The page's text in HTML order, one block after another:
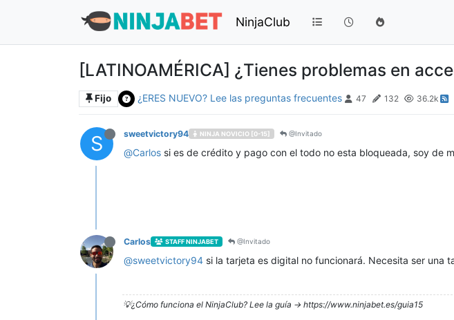
NinjaClub
[LATINOAMÉRICA] ¿Tienes problemas en
Fijo ¿ERES NUEVO? Lee las preguntas frecuentes 47 132 36.2k
S sweetvictory94 NINJA NOVICIO [0-15] @Invitado
@Carlos si es de crédito y pago con el todo no esta bloqueada, soy de
Carlos STAFF NINJABET @Invitado
@sweetvictory94 si la tarjeta es digital no funcionará. Necesita ser una
💡¿Cómo funciona el NinjaClub? Lee la guía -> https://www.ninjabet.es/guia15